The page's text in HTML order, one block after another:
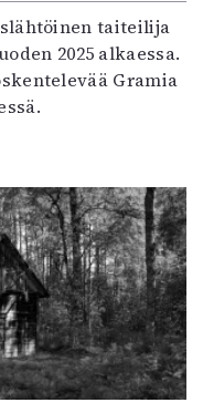
taiteilija
2025 alkaessa.
Gramia